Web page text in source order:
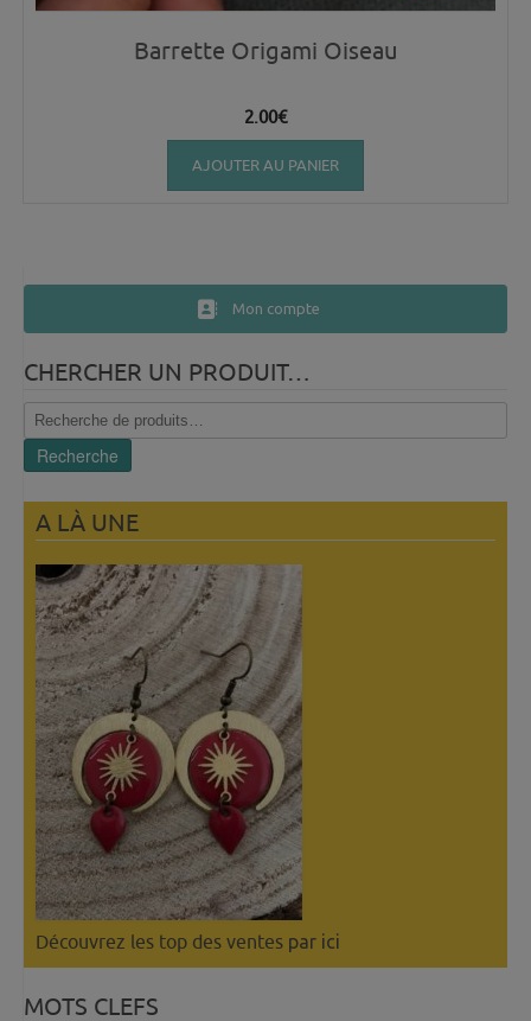
Barrette Origami Oiseau
2.00€
AJOUTER AU PANIER
Mon compte
CHERCHER UN PRODUIT…
Recherche
pour :
Recherche
A LÀ UNE
Découvrez les top des ventes par ici
MOTS CLEFS